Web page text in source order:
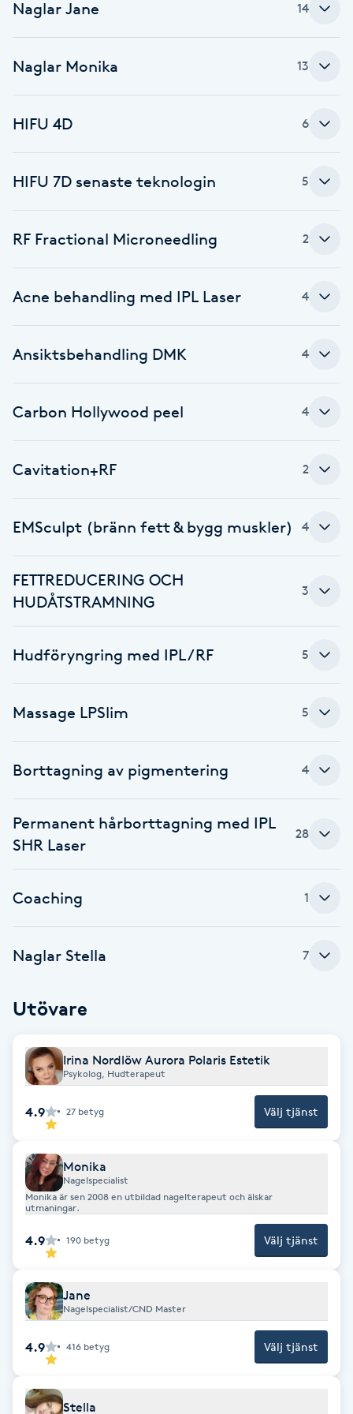
Fotsvamp
Fotvård
Fransfärgning
Fransförlängning
Fransförlängning Volym
Fransrengöring
Friskvård
Frisör
Föning
Gelenaglar
Gellack
Gravidmassage
Gravidyoga
Gruppträning
Hatha Yoga
Headspa
Healing
Herrklippning
Hollywood Peel
Naglar Jane 14
Naglar Monika 13
HIFU 4D 6
HIFU 7D senaste teknologin 5
RF Fractional Microneedling 2
Acne behandling med IPL Laser 4
Ansiktsbehandling DMK 4
Carbon Hollywood peel 4
Cavitation+RF 2
EMSculpt (bränn fett & bygg muskler) 4
FETTREDUCERING OCH
HUDÅTSTRAMNING
3
Hudföryngring med IPL/RF 5
Massage LPSlim 5
Borttagning av pigmentering 4
Permanent hårborttagning med IPL
SHR Laser
28
Coaching 1
Naglar Stella 7
Utövare
Irina Nordlöw Aurora Polaris Estetik
Psykolog, Hudterapeut
4.9 27 betyg Välj tjänst
Monika
Nagelspecialist
Monika är sen 2008 en utbildad nagelterapeut och älskar
utmaningar.
4.9 190 betyg Välj tjänst
Jane
Nagelspecialist/CND Master
4.9 416 betyg Välj tjänst
Stella